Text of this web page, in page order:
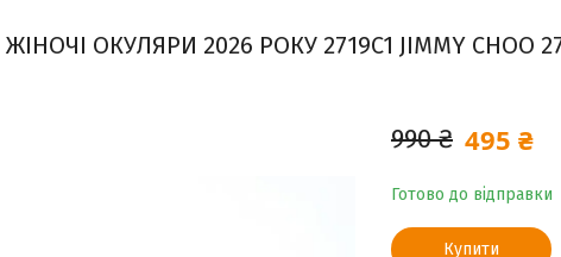
ЖІНОЧІ ОКУЛЯРИ 2026 РОКУ 2719C1 JIMMY CHOO
990 ₴ 495 ₴
Готово до відправки
Купити